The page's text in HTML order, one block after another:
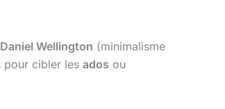
Daniel Wellington (minimalisme
pour cibler les ados ou